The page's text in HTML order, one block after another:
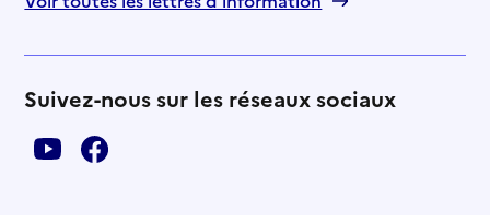
Suivez-nous sur les réseaux sociaux